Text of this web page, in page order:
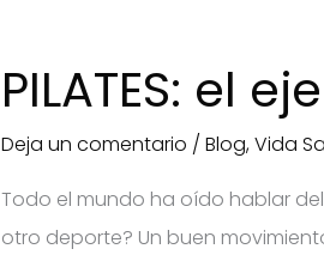
PILATES: el
Deja un comentario / Blog,Vida
Todo el mundo ha oído hablar
otro deporte? Un buen